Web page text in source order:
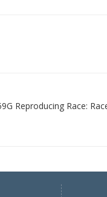
Reproducing Race: